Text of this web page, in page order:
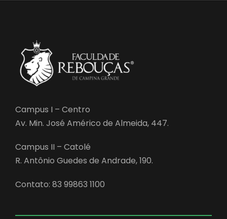
Campus I – Centro
Av. Min. José Américo de Almeida, 447.
Campus II – Catolé
R. Antônio Guedes de Andrade, 190.
Contato: 83 99863 1100